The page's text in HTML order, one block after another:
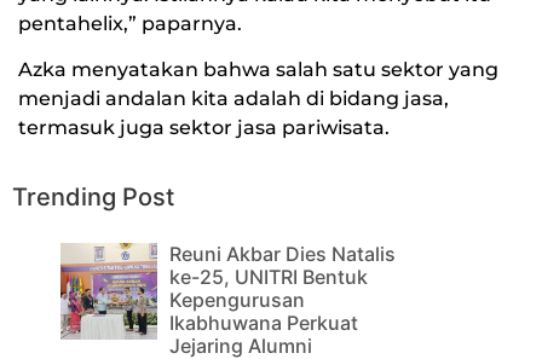
pentahelix,” paparnya.
Azka menyatakan bahwa salah satu sektor yang
menjadi andalan kita adalah di bidang jasa,
termasuk juga sektor jasa pariwisata.
Trending Post
Reuni Akbar Dies Natalis
ke-25, UNITRI Bentuk
Kepengurusan
Ikabhuwana Perkuat
Jejaring Alumni